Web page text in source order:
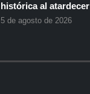
histórica al atardecer
5 de agosto de 2026